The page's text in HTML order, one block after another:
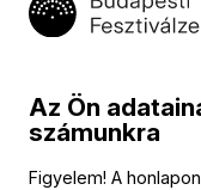
d-moll
Non sa che sia
Az Ön
számunkra
Figyelem! A